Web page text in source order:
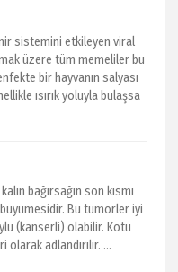
sistemini etkileyen viral
üzere tüm memeliler bu
bir hayvanın salyası
ısırık yoluyla bulaşsa
bağırsağın son kısmı
Bu tümörler iyi
(kanserli) olabilir. Kötü
adlandırılır. ...